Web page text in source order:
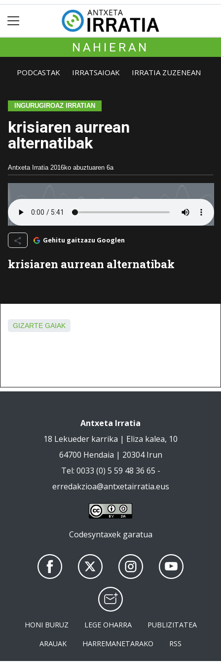
NAHIERAN
PODCASTAK IRRATSAIOAK IRRATIA ZUZENEAN
INGURUGIROAZ IRRATIAN
krisiaren aurrean
alternatibak
Antxeta Irratia 2016ko abuztuaren 6a
Gehitu gaitzazu Googlen
krisiaren aurrean alternatibak
GIZARTE GAIAK
Antxeta Irratia
18 Lekueder karrika | Eliza kalea, 10
64700 Hendaia | 20304 Irun
Tel: 0033 (0) 5 59 48 36 65 -
erredakzioa@antxetairratia.eus
Codesyntaxek garatua
HONI BURUZ LEGE OHARRA
PUBLIZITATEA
ARAUAK
HARREMANETARAKO RSS